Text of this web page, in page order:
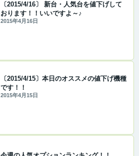
〔2015/4/16〕 新台・人気台を値下げして
おります！！いいですよ～♪
2015年4月16日
〔2015/4/15〕本日のオススメの値下げ機種
です！！
2015年4月15日